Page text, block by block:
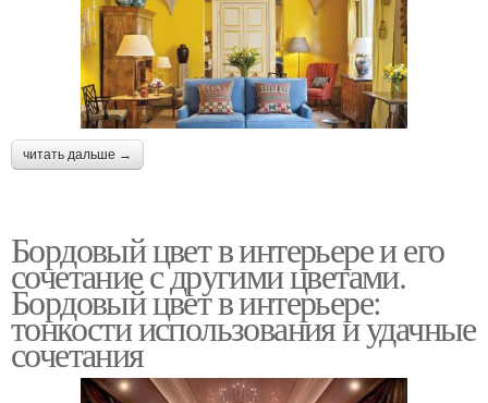
читать дальше →
Бордовый цвет в интерьере и его
сочетание с другими цветами.
Бордовый цвет в интерьере:
тонкости использования и удачные
сочетания